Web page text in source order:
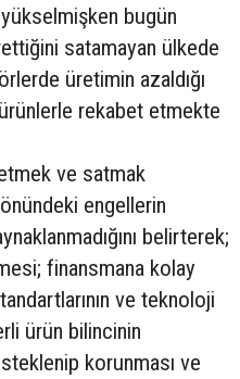
bugün
satamayan ülkede
üretimin azaldığı
rekabet etmekte
ve satmak
engellerin
belirterek;
finansmana kolay
ve teknoloji
ürün bilincinin
korunması ve